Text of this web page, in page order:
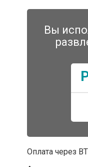
Вы
Оплата через